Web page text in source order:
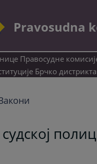
Pravosudna
Правосудне
Брчко